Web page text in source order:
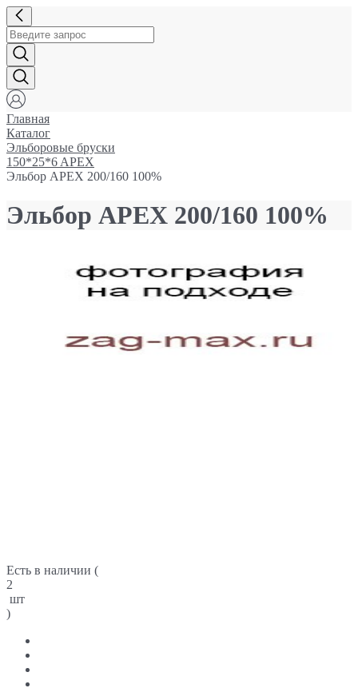
Главная
Каталог
Эльборовые бруски
150*25*6 APEX
Эльбор APEX 200/160 100%
Эльбор APEX 200/160 100%
Есть в наличии (
2
шт
)